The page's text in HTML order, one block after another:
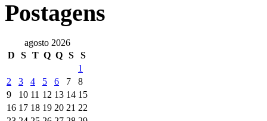
Postagens
agosto 2026
D
S T Q Q S
S
1
2
3 4 5 6 7
8
9
10 11 12 13 14 15
16 17 18 19 20 21 22